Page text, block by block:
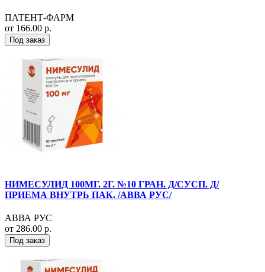
ПАТЕНТ-ФАРМ
от 166.00 р.
Под заказ
НИМЕСУЛИД 100МГ. 2Г. №10 ГРАН. Д/СУСП. Д/
ПРИЕМА ВНУТРЬ ПАК. /АВВА РУС/
АВВА РУС
от 286.00 р.
Под заказ